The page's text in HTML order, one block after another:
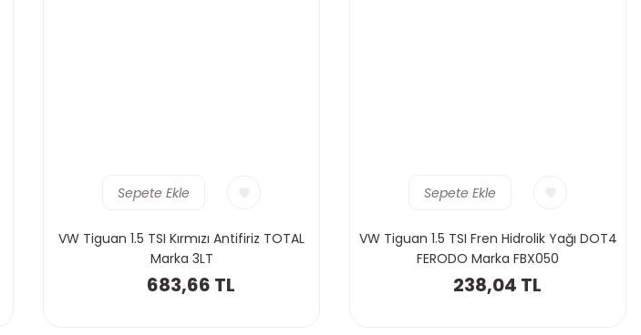
Sepete Ekle
VW Tiguan 1.5 TSI Kırmızı Antifiriz TOTAL
Marka 3LT
683,66 TL
Sepete Ekle
VW Tiguan 1.5 TSI Fren Hidrolik Yağı DOT4
FERODO Marka FBX050
238,04 TL